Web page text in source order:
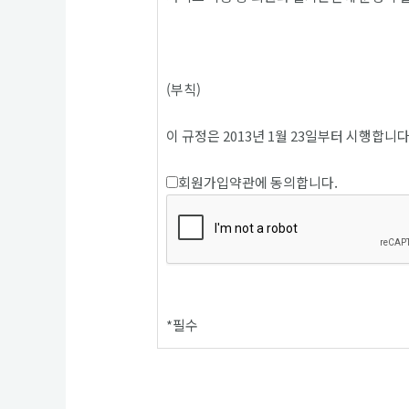
(부칙)
이 규정은 2013년 1월 23일부터 시행합니
회원가입약관에 동의합니다.
*필수